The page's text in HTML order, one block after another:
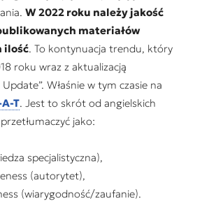
W 2022 roku należy jakość
materiałów
ilość. To kontynuacja trendu, który
roku wraz z aktualizacją
Właśnie w tym czasie na
A-T. Jest to skrót od angielskich
jako:
specjalistyczna),
(autorytet),
(wiarygodność/zaufanie).